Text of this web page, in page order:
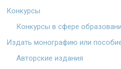
Конкурсы
Конкурсы в сфере
Издать монографию или
Авторские издания